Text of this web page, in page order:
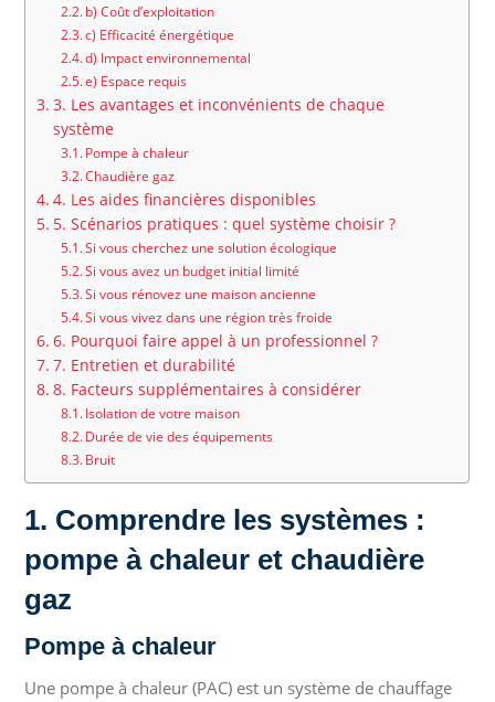
b) Coût d’exploitation
c) Efficacité énergétique
d) Impact environnemental
e) Espace requis
3. Les avantages et inconvénients de chaque
système
Pompe à chaleur
Chaudière gaz
4. Les aides financières disponibles
5. Scénarios pratiques : quel système choisir ?
Si vous cherchez une solution écologique
Si vous avez un budget initial limité
Si vous rénovez une maison ancienne
Si vous vivez dans une région très froide
6. Pourquoi faire appel à un professionnel ?
7. Entretien et durabilité
8. Facteurs supplémentaires à considérer
Isolation de votre maison
Durée de vie des équipements
Bruit
1. Comprendre les systèmes :
pompe à chaleur et chaudière
gaz
Pompe à chaleur
Une pompe à chaleur (PAC) est un système de chauffage